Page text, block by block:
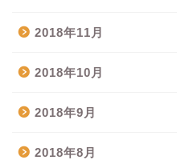
2018年11月
2018年10月
2018年9月
2018年8月